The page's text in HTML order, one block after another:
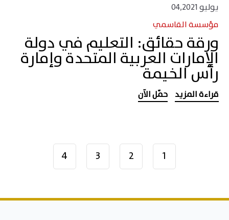
يوليو 04,2021
مؤسسة القاسمي
ورقة حقائق: التعليم في دولة
الإمارات العربية المتحدة وإمارة
رأس الخيمة
قراءة المزيد حمّل الآن
1
2
3
4